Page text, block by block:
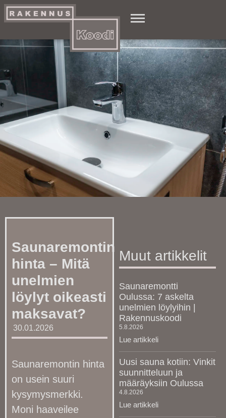
Artikkelit
Saunaremontin
hinta – Mitä
unelmien
löylyt oikeasti
maksavat?
30.01.2026
Saunaremontin hinta
on usein suuri
kysymysmerkki.
Moni haaveilee
Muut artikkelit
Saunaremontti
Oulussa: 7 askelta
unelmien löylyihin |
Rakennuskoodi
5.8.2026
Lue artikkeli
Uusi sauna kotiin: Vinkit
suunnitteluun ja
määräyksiin Oulussa
4.8.2026
Lue artikkeli